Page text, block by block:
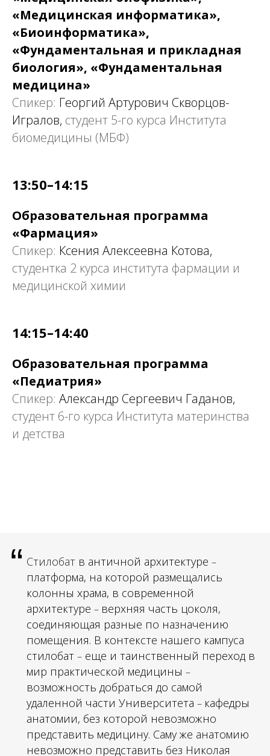
«Медицинская информатика»,
«Биоинформатика»,
«Фундаментальная и прикладная
биология», «Фундаментальная
медицина»
Спикер: Георгий Артурович Скворцов-
Игралов, студент 5-го курса Института
биомедицины (МБФ)
13:50–14:15
Образовательная программа
«Фармация»
Спикер: Ксения Алексеевна Котова,
студентка 2 курса института фармации и
медицинской химии
14:15–14:40
Образовательная программа
«Педиатрия»
Спикер: Александр Сергеевич Гаданов,
студент 6-го курса Института материнства
и детства
“ Стилобат в античной архитектуре –
платформа, на которой размещались
колонны храма, в современной
архитектуре – верхняя часть цоколя,
соединяющая разные по назначению
помещения. В контексте нашего кампуса
стилобат – еще и таинственный переход в
мир практической медицины –
возможность добраться до самой
удаленной части Университета – кафедры
анатомии, без которой невозможно
представить медицину. Саму же анатомию
невозможно представить без Николая